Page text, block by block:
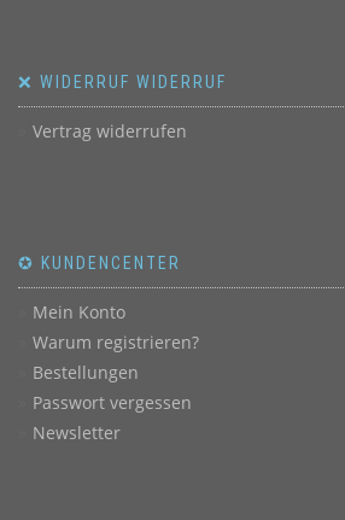
❌ WIDERRUF WIDERRUF
Vertrag widerrufen
✪ KUNDENCENTER
Mein Konto
Warum registrieren?
Bestellungen
Passwort vergessen
Newsletter